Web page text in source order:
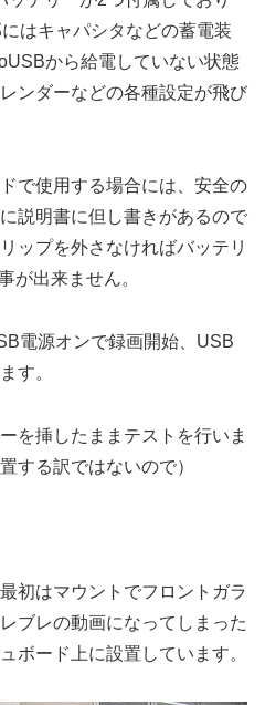
はキャパシタなどの蓄電装
から給電していない状態
ンダーなどの各種設定が飛び
で使用する場合には、安全の
説明書に但し書きがあるので
ップを外さなければバッテリ
が出来ません。
電源オンで録画開始、USB
す。
を挿したままテストを行いま
する訳ではないので）
初はマウントでフロントガラ
ブレの動画になってしまった
ボード上に設置しています。